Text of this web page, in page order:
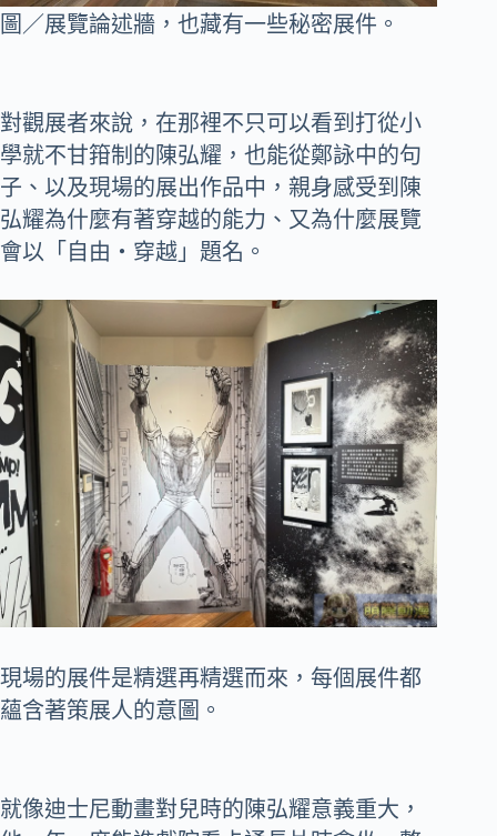
圖／展覽論述牆，也藏有一些秘密展件。
對觀展者來說，在那裡不只可以看到打從小
學就不甘箝制的陳弘耀，也能從鄭詠中的句
子、以及現場的展出作品中，親身感受到陳
弘耀為什麼有著穿越的能力、又為什麼展覽
會以「自由‧穿越」題名。
現場的展件是精選再精選而來，每個展件都
蘊含著策展人的意圖。
就像迪士尼動畫對兒時的陳弘耀意義重大，